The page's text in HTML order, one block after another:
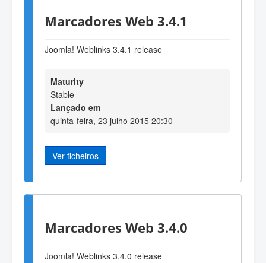
Marcadores Web 3.4.1
Joomla! Weblinks 3.4.1 release
Maturity
Stable
Lançado em
quinta-feira, 23 julho 2015 20:30
Ver ficheiros
Marcadores Web 3.4.0
Joomla! Weblinks 3.4.0 release